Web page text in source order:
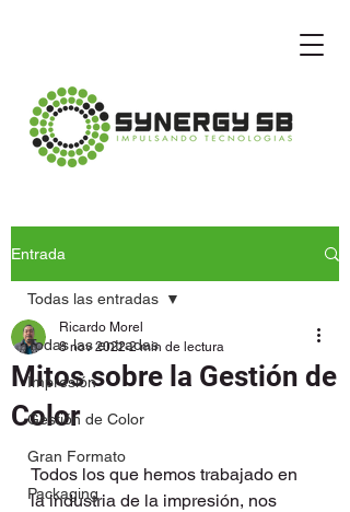
Entrada
Todas las entradas
Impresión
Gestión de Color
Gran Formato
Packaging
Todas las entradas
Mitos sobre la Gestión de
Color
Ricardo Morel
8 nov 2022 2 min de lectura
Todos los que hemos trabajado en
la industria de la impresión, nos